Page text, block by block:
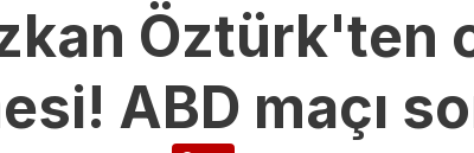
Öztürk'ten
ABD maçı